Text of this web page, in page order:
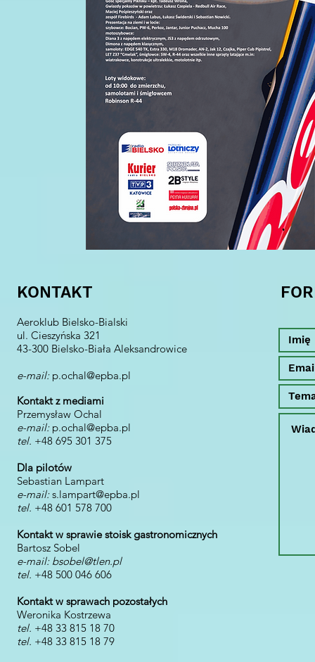
KONTAKT
Aeroklub Bielsko-Bialski
ul. Cieszyńska 321
43-300 Bielsko-Biała Aleksandrowice
e-mail: p.ochal@epba.pl
Kontakt z mediami
Przemysław Ochal
e-mail: p.ochal@epba.pl
tel. +48 695 301 375
Dla pilotów
Sebastian Lampart
e-mail:s.lampart@epba.pl
tel. +48 601 578 700
Kontakt w sprawie stoisk gastronomicznych
Bartosz Sobel
e-mail: bsobel@tlen.pl
tel. +48 500 046 606
Kontakt w sprawach pozostałych
Weronika Kostrzewa
tel. +48 33 815 18 70
tel. +48 33 815 18 79